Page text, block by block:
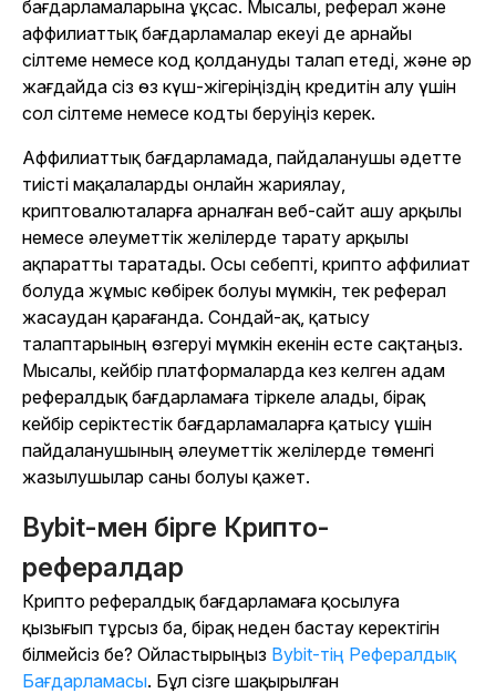
бағдарламаларына ұқсас. Мысалы, реферал және
аффилиаттық бағдарламалар екеуі де арнайы
сілтеме немесе код қолдануды талап етеді, және әр
жағдайда сіз өз күш-жігеріңіздің кредитін алу үшін
сол сілтеме немесе кодты беруіңіз керек.
Аффилиаттық бағдарламада, пайдаланушы әдетте
тиісті мақалаларды онлайн жариялау,
криптовалюталарға арналған веб-сайт ашу арқылы
немесе әлеуметтік желілерде тарату арқылы
ақпаратты таратады. Осы себепті, крипто аффилиат
болуда жұмыс көбірек болуы мүмкін, тек реферал
жасаудан қарағанда. Сондай-ақ, қатысу
талаптарының өзгеруі мүмкін екенін есте сақтаңыз.
Мысалы, кейбір платформаларда кез келген адам
рефералдық бағдарламаға тіркеле алады, бірақ
кейбір серіктестік бағдарламаларға қатысу үшін
пайдаланушының әлеуметтік желілерде төменгі
жазылушылар саны болуы қажет.
Bybit-мен бірге Крипто-
рефералдар
Крипто рефералдық бағдарламаға қосылуға
қызығып тұрсыз ба, бірақ неден бастау керектігін
білмейсіз бе? Ойластырыңыз Bybit-тің Рефералдық
Бағдарламасы. Бұл сізге шақырылған